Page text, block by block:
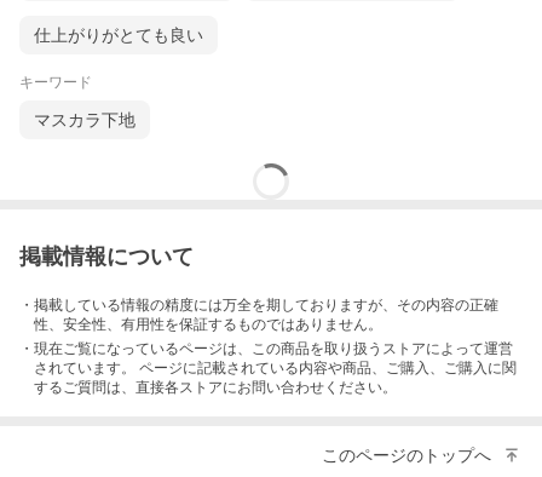
仕上がりがとても良い
キーワード
マスカラ下地
掲載情報について
・掲載している情報の精度には万全を期しておりますが、その内容の正確
性、安全性、有用性を保証するものではありません。
・現在ご覧になっているページは、この商品を取り扱うストアによって運営
されています。 ページに記載されている内容や商品、ご購入 、ご購入に関
するご質問は、直接各ストアにお問い合わせください。
このページのトップへ